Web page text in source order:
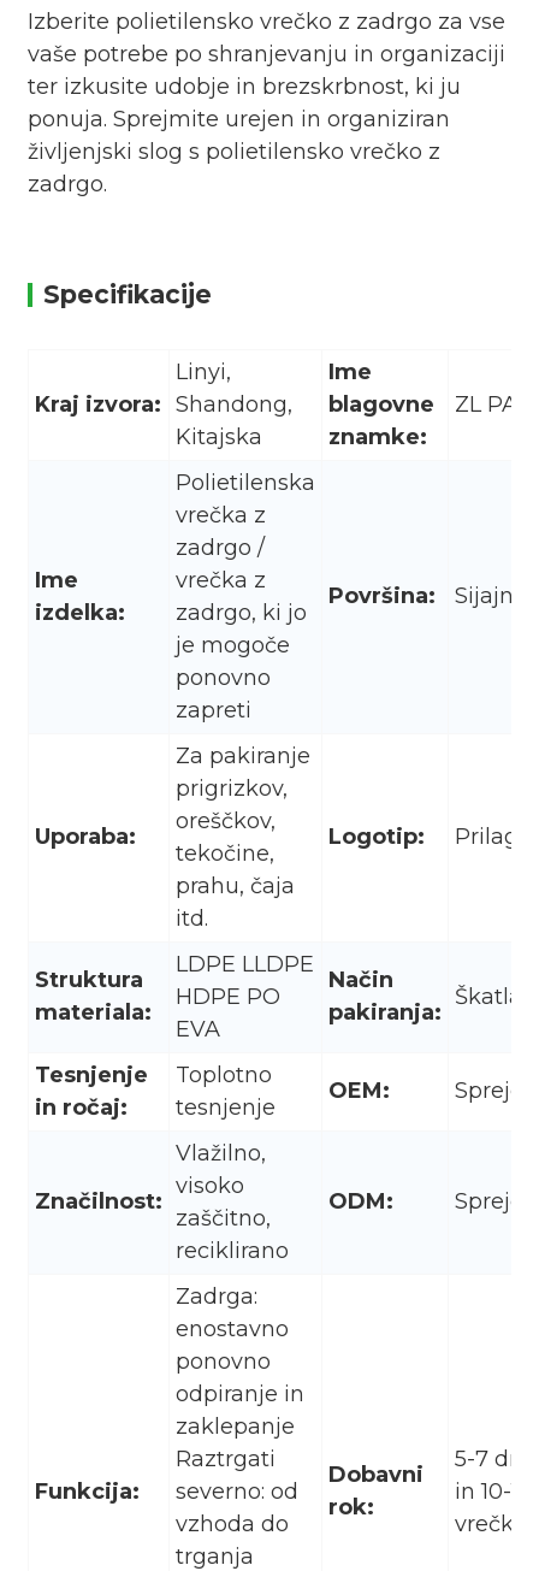
Izberite polietilensko vrečko z zadrgo za vse
vaše potrebe po shranjevanju in organizaciji
ter izkusite udobje in brezskrbnost, ki ju
ponuja. Sprejmite urejen in organiziran
življenjski slog s polietilensko vrečko z
zadrgo.
Specifikacije
Kraj izvora:
Linyi,
Shandong,
Kitajska
Ime
blagovne
znamke:
ZL
Ime
izdelka:
Polietilenska
vrečka z
zadrgo /
vrečka z
zadrgo, ki jo
je mogoče
ponovno
zapreti
Površina: Sijajni,
Uporaba:
Za pakiranje
prigrizkov,
oreščkov,
tekočine,
prahu, čaja
itd.
Logotip:
Struktura
materiala:
LDPE LLDPE
HDPE PO
EVA
Način
pakiranja:
Škatla/
Tesnjenje
in ročaj:
Toplotno
tesnjenje
OEM:
Značilnost:
Vlažilno,
visoko
zaščitno,
reciklirano
ODM:
Funkcija:
Zadrga:
enostavno
ponovno
odpiranje in
zaklepanje
Raztrgati
severno: od
vzhoda do
trganja
Dobavni
rok:
5-7 dni
in 10-
vrečk.